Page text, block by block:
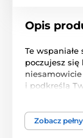
Opis
Te
poczujesz się
i podkreślą
przyciągają i
kamienie z
Zobacz